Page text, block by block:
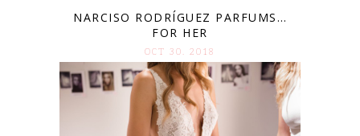
NARCISO RODRÍGUEZ PARFUMS…
FOR HER
OCT 30. 2018